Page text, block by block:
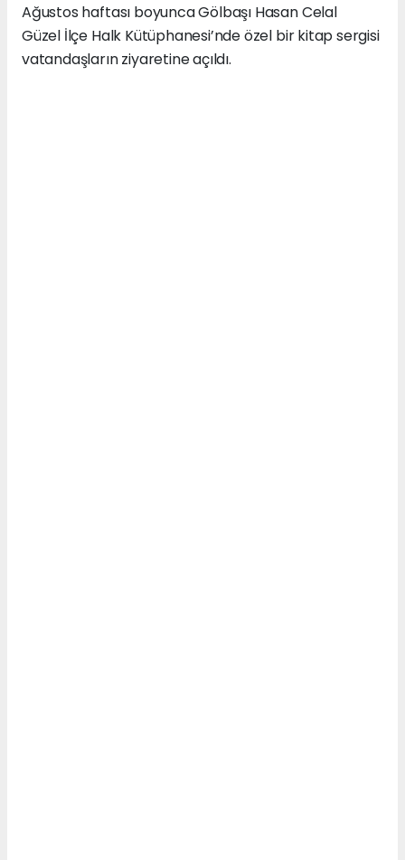
Ağustos haftası boyunca Gölbaşı Hasan Celal
Güzel İlçe Halk Kütüphanesi’nde özel bir kitap sergisi
vatandaşların ziyaretine açıldı.